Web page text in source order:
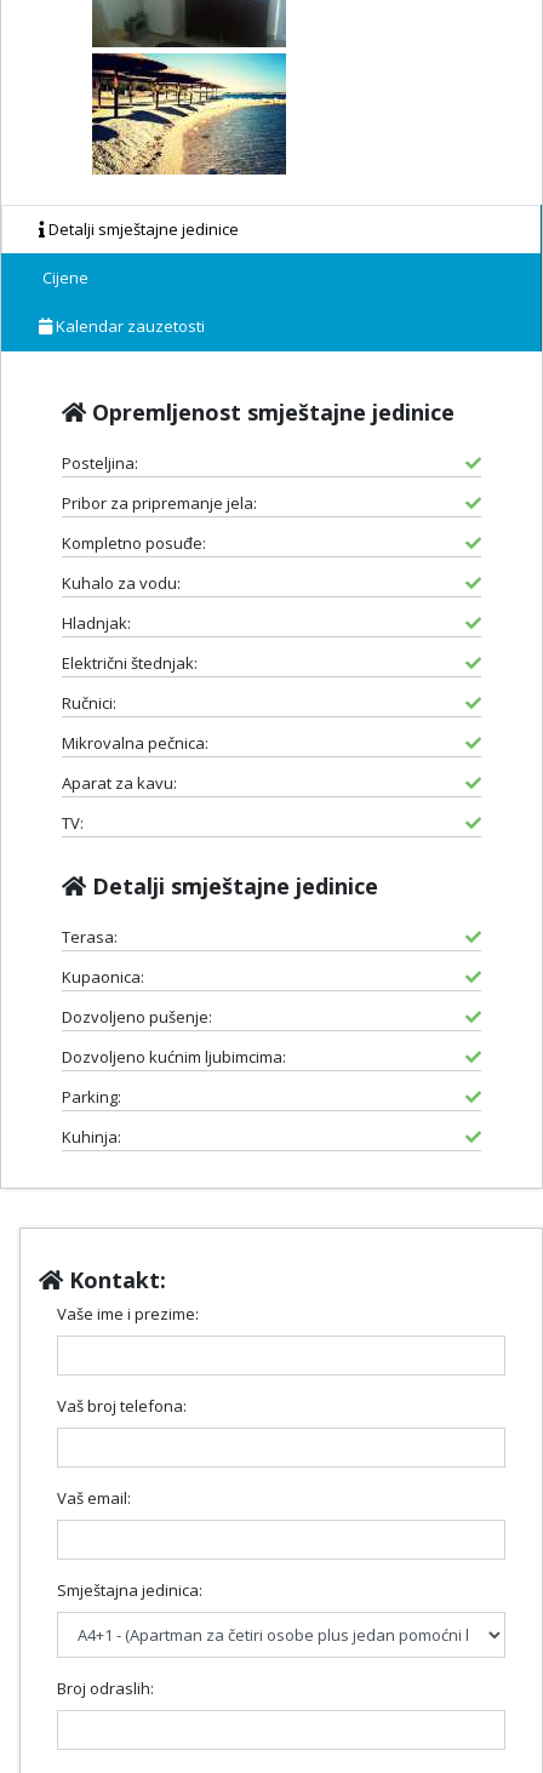
Detalji smještajne jedinice
Cijene
Kalendar zauzetosti
Opremljenost smještajne jedinice
Posteljina:
Pribor za pripremanje jela:
Kompletno posuđe:
Kuhalo za vodu:
Hladnjak:
Električni štednjak:
Ručnici:
Mikrovalna pečnica:
Aparat za kavu:
TV:
Detalji smještajne jedinice
Terasa:
Kupaonica:
Dozvoljeno pušenje:
Dozvoljeno kućnim ljubimcima:
Parking:
Kuhinja:
Kontakt:
Vaše ime i prezime:
Vaš broj telefona:
Vaš email:
Smještajna jedinica:
Broj odraslih: